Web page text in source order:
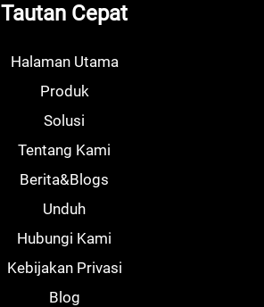
Tautan Cepat
Halaman Utama
Produk
Solusi
Tentang Kami
Berita&Blogs
Unduh
Hubungi Kami
Kebijakan Privasi
Blog